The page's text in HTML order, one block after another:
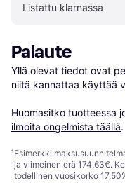
Listattu klarnassa
Palaute
Yllä olevat tiedot ovat
niitä kannattaa käyttää
Huomasitko tuotteessa
ilmoita ongelmista täällä.
¹Esimerkki
ja viimeinen erä 174,63€.
todellinen vuosikorko